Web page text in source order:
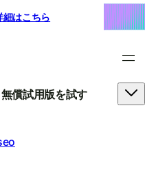
細はこちら
無償試用版を試す